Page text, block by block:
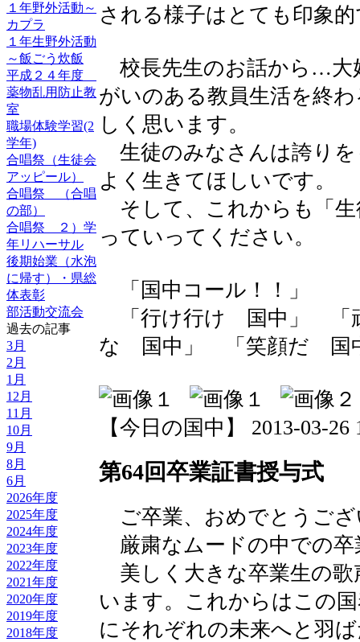
１年野外活動～
カプラ
１年生野外活動
～飯ごう炊飯
平成２４年度
薬物乱用防止教
室
職場体験学習(2
学年)
合唱祭（生徒会
アッピール）
合唱祭 （合唱
の部）
合唱祭 ２）学
年リハーサル
後期始業（水泡
に帰す）・県総
体表彰
部活動交流会
過去の記事
3月
2月
1月
12月
11月
10月
9月
8月
6月
2026年度
2025年度
2024年度
2023年度
2022年度
2021年度
2020年度
2019年度
2018年度
される様子はとても印象
校長先生のお話から…大
がいのある教員生活を終
しく思います。
生徒のみなさんは誇り
よく生きてほしいです。
そして、これからも「
っていってください。
「国中コール！！」
「行け行け 国中」 「
な 国中」 「笑顔だ 国
【今日の国中】 2013-03-26
第64回卒業証書授与式
ご卒業、おめでとうござ
厳粛なムードの中での卒
美しく大きな卒業生の歌
います。これからはこの
にそれぞれの未来へと羽